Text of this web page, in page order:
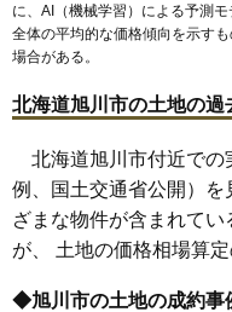
62 緑が丘東5条
63
65 東5条
66 豊岡12条
67 春光4条
68 神楽4条
69 東光1条
70 豊岡13条
に、AI（機械学習）による予測
全体の平均的な価格傾向を示す
場合がある。
北海道旭川市の土地の過
北海道旭川市付近での
例、国土交通省公開）を
ざまな物件が含まれて
が、 土地の価格相場算定
◆旭川市の土地の成約事